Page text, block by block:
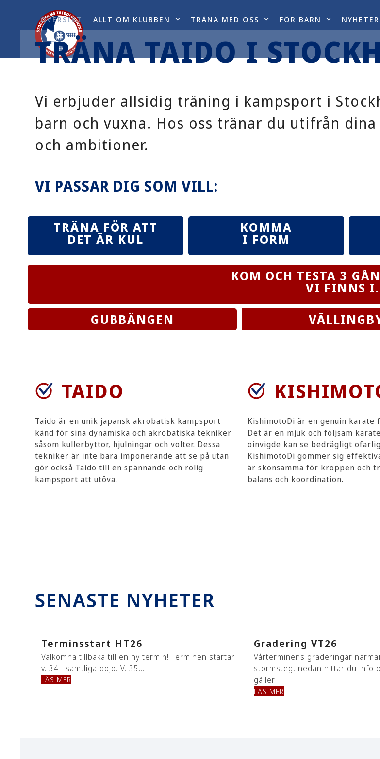
ÖVERSIKT ALLT OM KLUBBEN TRÄNA MED OSS FÖR BARN NYHETER
TRÄNA TAIDO I
Vi erbjuder allsidig träning i kampsport i
barn och vuxna. Hos oss tränar du utifrån
och ambitioner.
VI PASSAR DIG SOM VILL:
TRÄNA FÖR ATT
DET ÄR KUL
KOMMA
I FORM
KOM OCH TESTA 3
VI FINNS
GUBBÄNGEN
TAIDO
Taido är en unik japansk akrobatisk kampsport
känd för sina dynamiska och akrobatiska tekniker,
såsom kullerbyttor, hjulningar och volter. Dessa
tekniker är inte bara imponerande att se på utan
gör också Taido till en spännande och rolig
kampsport att utöva.
KishimotoDi är en genuin karate
Det är en mjuk och följsam
oinvigde kan se bedrägligt
KishimotoDi gömmer sig
är skonsamma för kroppen och
balans och koordination.
SENASTE NYHETER
Terminsstart HT26
Välkomna tillbaka till en ny termin! Terminen startar
v. 34 i samtliga dojo. V. 35…
LÄS MER
Gradering VT26
Vårterminens graderingar
stormsteg, nedan hittar du info
gäller…
LÄS MER